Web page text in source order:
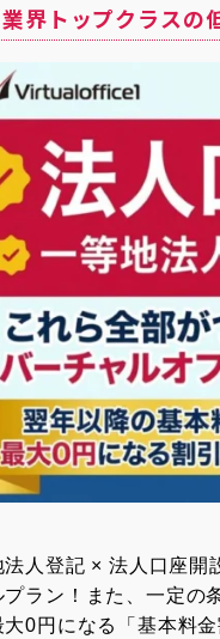
業界トップクラスの
法⼈登記 × 法⼈⼝座開
プラン！また、一定の
大0円になる「基本料